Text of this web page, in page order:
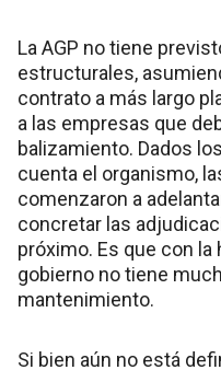
La AGP no tiene
estructurales,
contrato a más largo
a las empresas que
balizamiento. Dados
cuenta el organismo,
comenzaron a
concretar las
próximo. Es que con la
gobierno no tiene
mantenimiento.
Si bien aún no está